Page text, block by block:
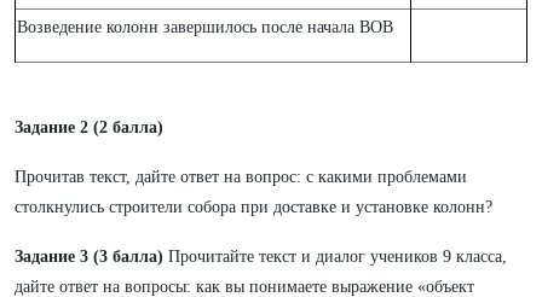
Возведение колонн завершилось после начала ВОВ
Задание 2 (2 балла)
Прочитав текст, дайте ответ на вопрос: с какими проблемами
столкнулись строители собора при доставке и установке колонн?
Задание 3 (3 балла) Прочитайте текст и диалог учеников 9 класса,
дайте ответ на вопросы: как вы понимаете выражение «объект